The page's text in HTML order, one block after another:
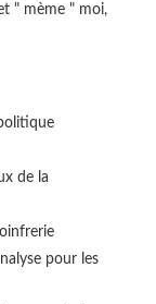
" mème " moi,
de la
pour les